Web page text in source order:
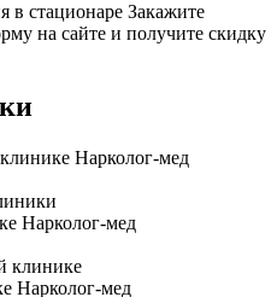
в стационаре Закажите
на сайте и получите скидку